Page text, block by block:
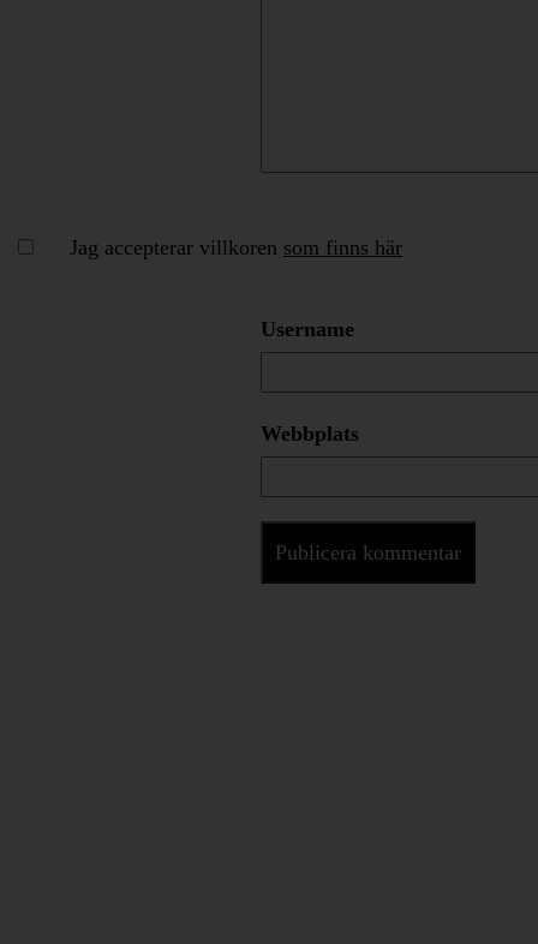
Jag accepterar villkoren som finns här
Username
Webbplats